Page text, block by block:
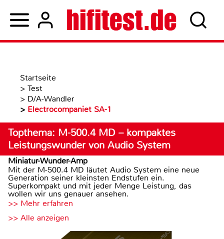
Startseite
> Test
> D/A-Wandler
> Electrocompaniet SA-1
Topthema: M-500.4 MD – kompaktes
Leistungswunder von Audio System
Miniatur-Wunder-Amp
Mit der M-500.4 MD läutet Audio System eine neue
Generation seiner kleinsten Endstufen ein.
Superkompakt und mit jeder Menge Leistung, das
wollen wir uns genauer ansehen.
>> Mehr erfahren
>> Alle anzeigen